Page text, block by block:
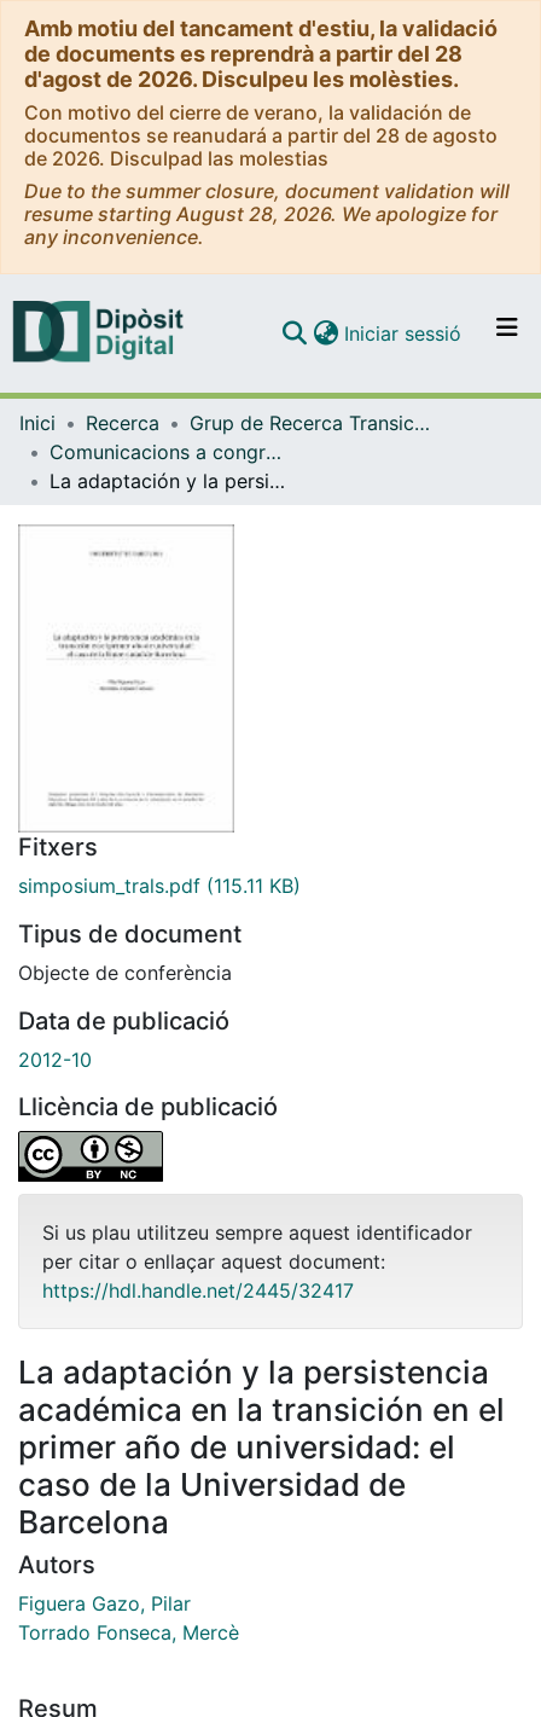
Amb motiu del tancament d'estiu, la validació
de documents es reprendrà a partir del 28
d'agost de 2026. Disculpeu les molèsties.
Con motivo del cierre de verano, la validación de
documentos se reanudará a partir del 28 de agosto
de 2026. Disculpad las molestias
Due to the summer closure, document validation will
resume starting August 28, 2026. We apologize for
any inconvenience.
Navega per tot el DD
Com publicar
Iniciar sessió (current)
Inici Recerca
Grup de Recerca Transicions Acadèmiques i Laborals (TRALS)
Comunicacions a congressos (Grup de Recerca Transicions Acadèmiques i Laborals (TRALS))
La adaptación y la persistencia académica en la transición en el primer año de universidad: el caso de la Universidad de Barcelona
Fitxers
simposium_trals.pdf (115.11 KB)
Tipus de document
Objecte de conferència
Data de publicació
2012-10
Llicència de publicació
Si us plau utilitzeu sempre aquest identificador
per citar o enllaçar aquest document:
https://hdl.handle.net/2445/32417
La adaptación y la persistencia
académica en la transición en el
primer año de universidad: el
caso de la Universidad de
Barcelona
Autors
Figuera Gazo, Pilar
Torrado Fonseca, Mercè
Resum